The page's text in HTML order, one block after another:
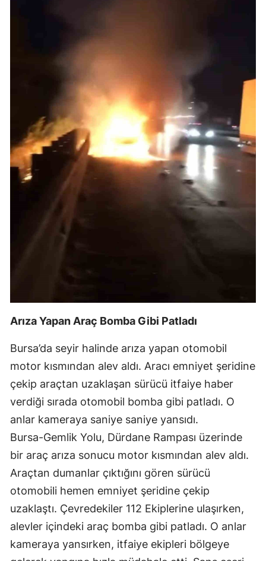
Hatay
Isparta
Mersin
İstanbul
İzmir
Kars
Kastamonu
Kocaeli
Kütahya
Malatya
Manisa
Kahramanmaraş
Mardin
Muğla
Muş
Nevşehir
Niğde
Arıza Yapan Araç Bomba Gibi Patladı
Bursa’da seyir halinde arıza yapan otomobil
motor kısmından alev aldı. Aracı emniyet şeridine
çekip araçtan uzaklaşan sürücü itfaiye haber
verdiği sırada otomobil bomba gibi patladı. O
anlar kameraya saniye saniye yansıdı.
Bursa-Gemlik Yolu, Dürdane Rampası üzerinde
bir araç arıza sonucu motor kısmından alev aldı.
Araçtan dumanlar çıktığını gören sürücü
otomobili hemen emniyet şeridine çekip
uzaklaştı. Çevredekiler 112 Ekiplerine ulaşırken,
alevler içindeki araç bomba gibi patladı. O anlar
kameraya yansırken, itfaiye ekipleri bölgeye